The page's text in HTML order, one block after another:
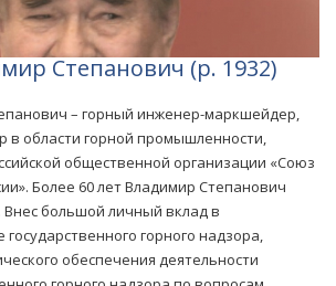
Степанович (р. 1932)
– горный инженер-маркшейдер,
в области горной промышленности,
общественной организации «Союз
Более 60 лет Владимир Степанович
Внес большой личный вклад в
горного надзора,
обеспечения деятельности